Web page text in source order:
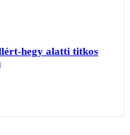
hegy alatti titkos